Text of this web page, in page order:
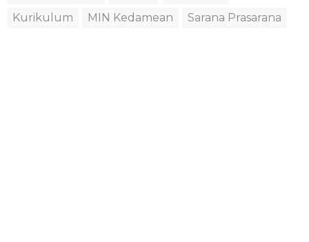
Kurikulum
MIN Kedamean Sarana Prasarana